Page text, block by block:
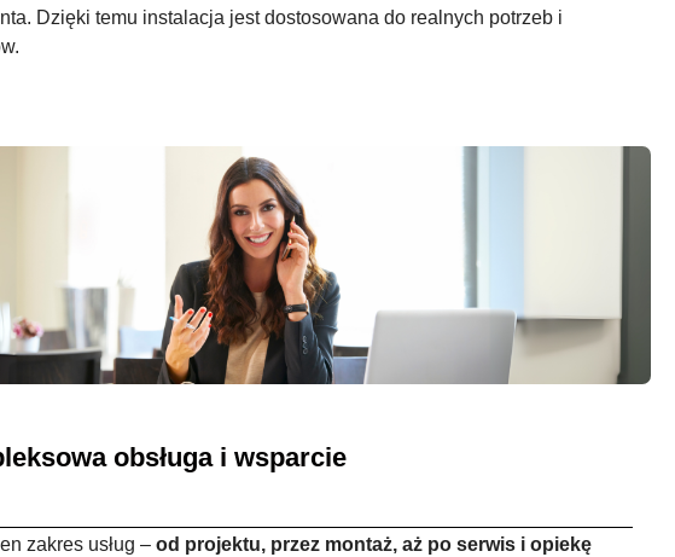
Dzięki temu instalacja jest dostosowana do realnych potrzeb i
obsługa i wsparcie
zakres usług –od projektu, przez montaż, aż po serwis i opiekę